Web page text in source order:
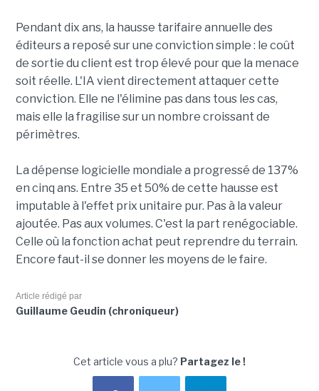
Pendant dix ans, la hausse tarifaire annuelle des
éditeurs a reposé sur une conviction simple : le coût
de sortie du client est trop élevé pour que la menace
soit réelle. L'IA vient directement attaquer cette
conviction. Elle ne l'élimine pas dans tous les cas,
mais elle la fragilise sur un nombre croissant de
périmètres.
La dépense logicielle mondiale a progressé de 137%
en cinq ans. Entre 35 et 50% de cette hausse est
imputable à l'effet prix unitaire pur. Pas à la valeur
ajoutée. Pas aux volumes. C'est la part renégociable.
Celle où la fonction achat peut reprendre du terrain.
Encore faut-il se donner les moyens de le faire.
Article rédigé par
Guillaume Geudin (chroniqueur)
Cet article vous a plu? Partagez le !